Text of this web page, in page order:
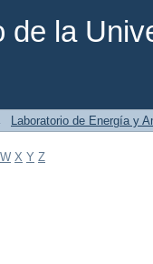
de la
Laboratorio de Energía y
W X Y Z